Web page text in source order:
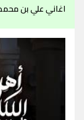
اغاني علي بن